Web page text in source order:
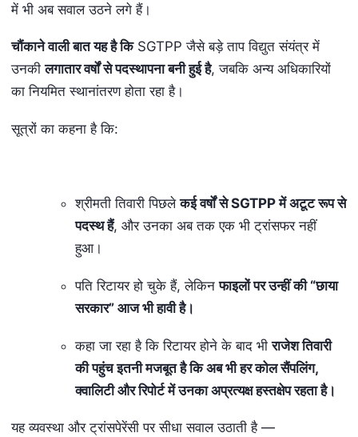
में भी अब सवाल उठने लगे हैं।
चौंकाने वाली बात यह है किSGTPP जैसे बड़े ताप विद्युत संयंत्र में
उनकीलगातार वर्षों से पदस्थापना बनी हुई है, जबकि अन्य अधिकारियों
का नियमित स्थानांतरण होता रहा है।
सूत्रों का कहना है कि:
श्रीमती तिवारी पिछलेकई वर्षों सेSGTPPमें अटूट रूप से
पदस्थ हैं, और उनका अब तक एक भी ट्रांसफर नहीं
हुआ।
पति रिटायर हो चुके हैं, लेकिनफाइलों पर उन्हीं की “छाया
सरकार” आज भी हावी है।
कहा जा रहा है कि रिटायर होने के बाद भीराजेश तिवारी
की पहुंच इतनी मजबूत है कि अब भी हर कोल सैंपलिंग,
क्वालिटी और रिपोर्ट में उनका अप्रत्यक्ष हस्तक्षेप रहता है।
यह व्यवस्था और ट्रांसपेरेंसी पर सीधा सवाल उठाती है —